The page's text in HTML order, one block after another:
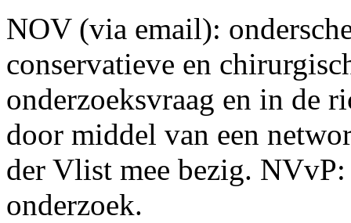
NOV (via email):
conservatieve en
onderzoeksvraag en in de
door middel van een
der Vlist mee bezig. NVvP:
onderzoek.